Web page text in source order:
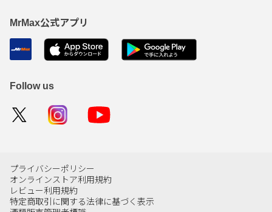
MrMax公式アプリ
Follow us
プライバシーポリシー
オンラインストア利用規約
レビュー利用規約
特定商取引に関する法律に基づく表示